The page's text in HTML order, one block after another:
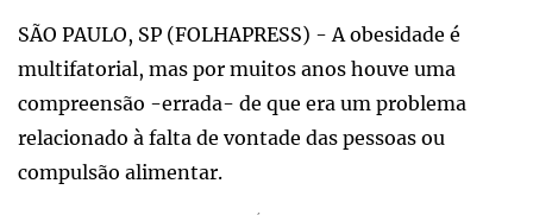
SÃO PAULO, SP (FOLHAPRESS) - A obesidade é
multifatorial, mas por muitos anos houve uma
compreensão -errada- de que era um problema
relacionado à falta de vontade das pessoas ou
compulsão alimentar.